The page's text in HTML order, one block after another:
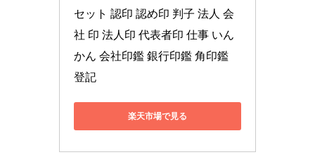
セット 認印 認め印 判子 法人 会
社 印 法人印 代表者印 仕事 いん
かん 会社印鑑 銀行印鑑 角印鑑
登記
楽天市場で見る